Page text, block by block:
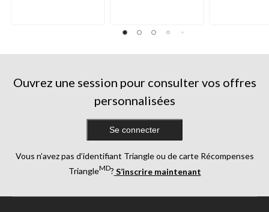
Ouvrez une session pour consulter vos offres
personnalisées
Se connecter
Vous n’avez pas d’identifiant Triangle ou de carte Récompenses
TriangleMD? S’inscrire maintenant